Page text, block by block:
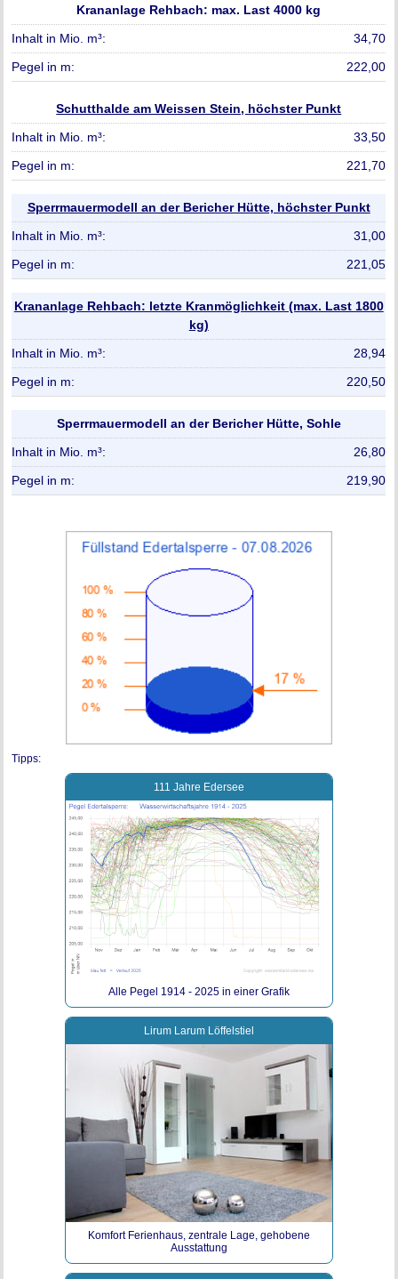
Krananlage Rehbach: max. Last 4000 kg
34,70
222,00
Schutthalde am Weissen Stein, höchster Punkt
33,50
221,70
Sperrmauermodell an der Bericher Hütte, höchster Punkt
31,00
221,05
Krananlage Rehbach: letzte Kranmöglichkeit (max. Last 1800
kg)
28,94
220,50
Sperrmauermodell an der Bericher Hütte, Sohle
26,80
219,90
Tipps:
111 Jahre Edersee
Alle Pegel 1914 - 2025 in einer Grafik
Lirum Larum Löffelstiel
Komfort Ferienhaus, zentrale Lage, gehobene
Ausstattung